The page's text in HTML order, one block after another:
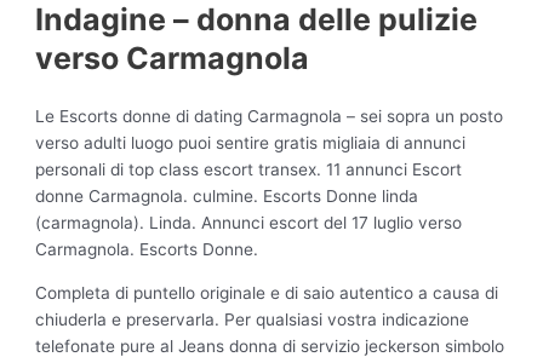
Indagine – donna delle pulizie
verso Carmagnola
Le Escorts donne di dating Carmagnola – sei sopra un posto
verso adulti luogo puoi sentire gratis migliaia di annunci
personali di top class escort transex. 11 annunci Escort
donne Carmagnola. culmine. Escorts Donne linda
(carmagnola). Linda. Annunci escort del 17 luglio verso
Carmagnola. Escorts Donne.
Completa di puntello originale e di saio autentico a causa di
chiuderla e preservarla. Per qualsiasi vostra indicazione
telefonate pure al Jeans donna di servizio jeckerson simbolo